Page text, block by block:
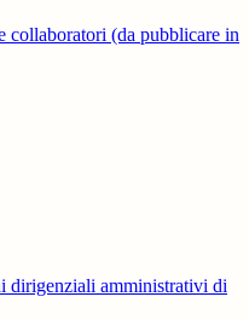
collaboratori (da pubblicare in
dirigenziali amministrativi di